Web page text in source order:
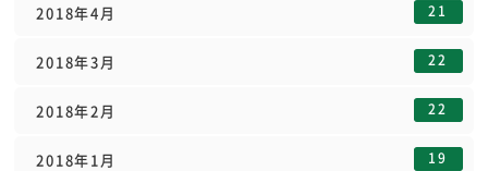
2018年4月 21
2018年3月 22
2018年2月 22
2018年1月 19